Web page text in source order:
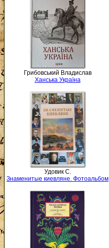
Грибовський Владислав
Ханська Україна
Удовик С.
Знаменитые киевляне. Фотоальбом